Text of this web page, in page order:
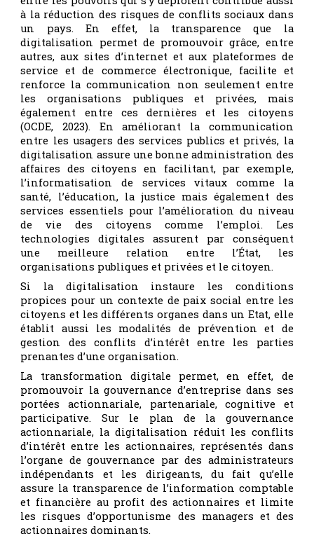
à la réduction des risques de conflits sociaux dans
un pays. En effet, la transparence que la
digitalisation permet de promouvoir grâce, entre
autres, aux sites d’internet et aux plateformes de
service et de commerce électronique, facilite et
renforce la communication non seulement entre
les organisations publiques et privées, mais
également entre ces dernières et les citoyens
(OCDE, 2023). En améliorant la communication
entre les usagers des services publics et privés, la
digitalisation assure une bonne administration des
affaires des citoyens en facilitant, par exemple,
l’informatisation de services vitaux comme la
santé, l’éducation, la justice mais également des
services essentiels pour l’amélioration du niveau
de vie des citoyens comme l’emploi. Les
technologies digitales assurent par conséquent
une meilleure relation entre l’État, les
organisations publiques et privées et le citoyen.
Si la digitalisation instaure les conditions
propices pour un contexte de paix social entre les
citoyens et les différents organes dans un Etat, elle
établit aussi les modalités de prévention et de
gestion des conflits d’intérêt entre les parties
prenantes d’une organisation.
La transformation digitale permet, en effet, de
promouvoir la gouvernance d’entreprise dans ses
portées actionnariale, partenariale, cognitive et
participative. Sur le plan de la gouvernance
actionnariale, la digitalisation réduit les conflits
d’intérêt entre les actionnaires, représentés dans
l’organe de gouvernance par des administrateurs
indépendants et les dirigeants, du fait qu’elle
assure la transparence de l’information comptable
et financière au profit des actionnaires et limite
les risques d’opportunisme des managers et des
actionnaires dominants.